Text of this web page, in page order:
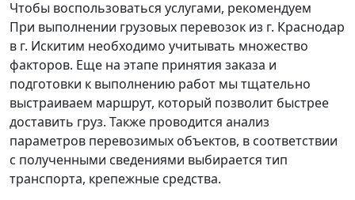
Чтобы воспользоваться услугами, рекомендуем
При выполнении грузовых перевозок из г. Краснодар
в г. Искитим необходимо учитывать множество
факторов. Еще на этапе принятия заказа и
подготовки к выполнению работ мы тщательно
выстраиваем маршрут, который позволит быстрее
доставить груз. Также проводится анализ
параметров перевозимых объектов, в соответствии
с полученными сведениями выбирается тип
транспорта, крепежные средства.